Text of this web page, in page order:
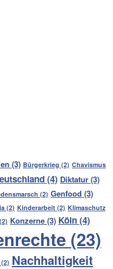
(3) Bürgerkrieg (2) Chavismus
(4) Diktatur (3)
(2) Genfood (3)
(2) Kinderarbeit (2) Klimaschutz
(2) Konzerne (3) Köln(4)
(23)
(2) Nachhaltigkeit